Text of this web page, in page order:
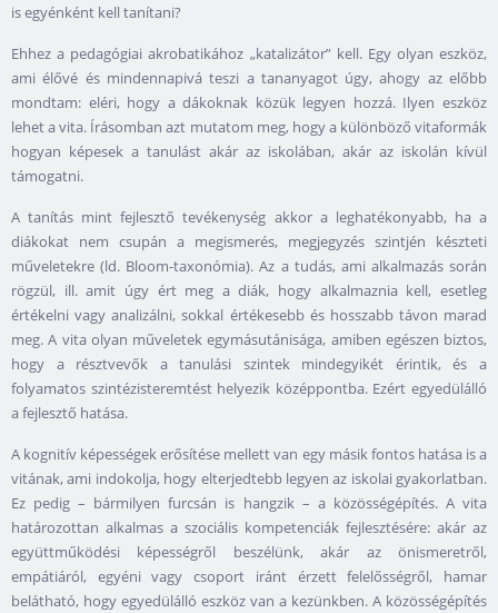
is egyénként kell tanítani?
Ehhez a pedagógiai akrobatikához „katalizátor” kell. Egy olyan eszköz,
ami élővé és mindennapivá teszi a tananyagot úgy, ahogy az előbb
mondtam: eléri, hogy a dákoknak közük legyen hozzá. Ilyen eszköz
lehet a vita. Írásomban azt mutatom meg, hogy a különböző vitaformák
hogyan képesek a tanulást akár az iskolában, akár az iskolán kívül
támogatni.
A tanítás mint fejlesztő tevékenység akkor a leghatékonyabb, ha a
diákokat nem csupán a megismerés, megjegyzés szintjén készteti
műveletekre (ld. Bloom-taxonómia). Az a tudás, ami alkalmazás során
rögzül, ill. amit úgy ért meg a diák, hogy alkalmaznia kell, esetleg
értékelni vagy analizálni, sokkal értékesebb és hosszabb távon marad
meg. A vita olyan műveletek egymásutánisága, amiben egészen biztos,
hogy a résztvevők a tanulási szintek mindegyikét érintik, és a
folyamatos szintézisteremtést helyezik középpontba. Ezért egyedülálló
a fejlesztő hatása.
A kognitív képességek erősítése mellett van egy másik fontos hatása is a
vitának, ami indokolja, hogy elterjedtebb legyen az iskolai gyakorlatban.
Ez pedig – bármilyen furcsán is hangzik – a közösségépítés. A vita
határozottan alkalmas a szociális kompetenciák fejlesztésére: akár az
együttműködési képességről beszélünk, akár az önismeretről,
empátiáról, egyéni vagy csoport iránt érzett felelősségről, hamar
belátható, hogy egyedülálló eszköz van a kezünkben. A közösségépítés